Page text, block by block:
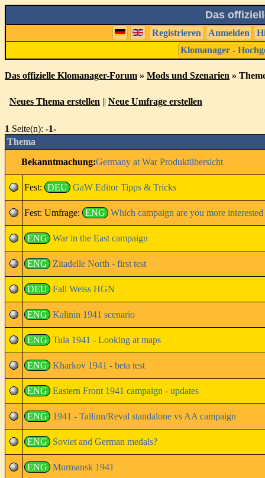
Das
Registrieren Anmelden
Klomanager -
Das offizielle Klomanager-Forum » Mods und Szenarien »
Neues Thema erstellen || Neue Umfrage erstellen
1 Seite(n): -1-
Thema
Bekanntmachung:Germany at War Produktübersicht
Fest: DEU GaW Editor Tipps & Tricks
Fest: Umfrage: ENG Which campaign are you more
ENG War in the East campaign
ENG Zitadelle North - first test
DEU Fall Weiss HGN
ENG Kalinin 1941 scenario
ENG Tula 1941 - Looking at maps
ENG Kharkov 1941 - beta test
ENG Eastern Front 1941 campaign - updates
ENG 1941 - Tallinn/Reval standalone vs AA campaign
ENG Soviet and German medals?
ENG Murmansk 1941